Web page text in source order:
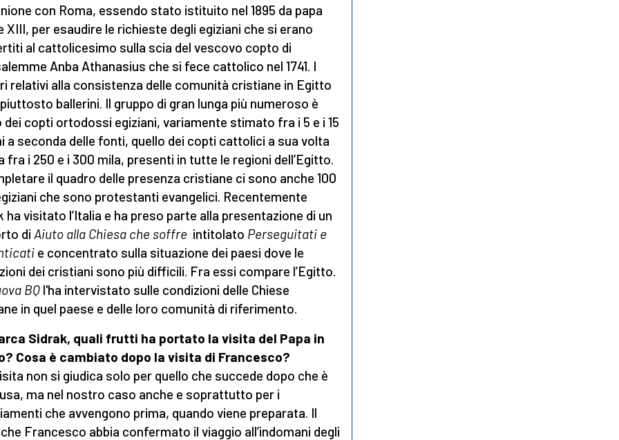
con Roma, essendo stato istituito nel 1895 da papa
XIII, per esaudire le richieste degli egiziani che si erano
al cattolicesimo sulla scia del vescovo copto di
Anba Athanasius che si fece cattolico nel 1741. I
relativi alla consistenza delle comunità cristiane in Egitto
ballerini. Il gruppo di gran lunga più numeroso è
dei copti ortodossi egiziani, variamente stimato fra i 5 e i 15
a seconda delle fonti, quello dei copti cattolici a sua volta
fra i 250 e i 300 mila, presenti in tutte le regioni dell’Egitto.
il quadro delle presenza cristiane ci sono anche 100
che sono protestanti evangelici. Recentemente
ha visitato l’Italia e ha preso parte alla presentazione di un
di Aiuto alla Chiesa che soffre intitolato Perseguitati e
e concentrato sulla situazione dei paesi dove le
dei cristiani sono più difficili. Fra essi compare l’Egitto.
BQ l'ha intervistato sulle condizioni delle Chiese
in quel paese e delle loro comunità di riferimento.
Sidrak, quali frutti ha portato la visita del Papa in
Cosa è cambiato dopo la visita di Francesco?
non si giudica solo per quello che succede dopo che è
ma nel nostro caso anche e soprattutto per i
che avvengono prima, quando viene preparata. Il
Francesco abbia confermato il viaggio all’indomani degli